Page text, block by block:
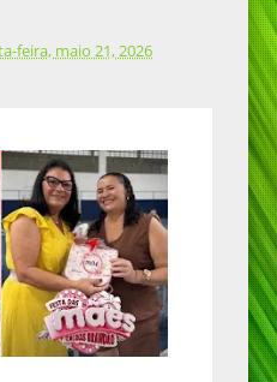
feira, maio 21, 2026